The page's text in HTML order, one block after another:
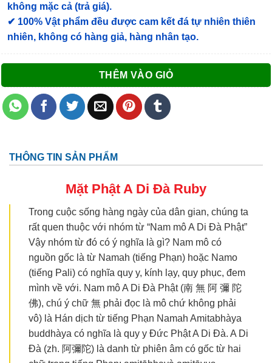
không mặc cả (trả giá).
✔ 100% Vật phẩm đều được cam kết đá tự nhiên thiên
nhiên, không có hàng giả, hàng nhân tạo.
THÊM VÀO GIỎ
THÔNG TIN SẢN PHẨM
Mặt Phật A Di Đà Ruby
Trong cuộc sống hàng ngày của dân gian, chúng ta
rất quen thuộc với nhóm từ “Nam mô A Di Đà Phật”
Vậy nhóm từ đó có ý nghĩa là gì? Nam mô có
nguồn gốc là từ Namah (tiếng Phạn) hoặc Namo
(tiếng Pali) có nghĩa quy y, kính lạy, quy phục, đem
mình về với. Nam mô A Di Đà Phật (南 無 阿 彌 陀
佛), chú ý chữ 無 phải đọc là mô chứ không phải
vô) là Hán dịch từ tiếng Phạn Namah Amitabhàya
buddhàya có nghĩa là quy y Đức Phật A Di Đà. A Di
Đà (zh. 阿彌陀) là danh từ phiên âm có gốc từ hai